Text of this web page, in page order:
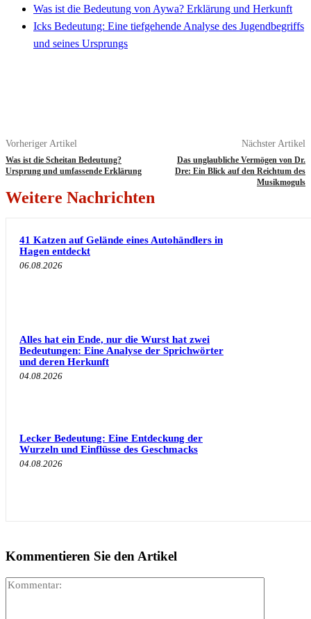
Was ist die Bedeutung von Aywa? Erklärung und Herkunft
Icks Bedeutung: Eine tiefgehende Analyse des Jugendbegriffs
und seines Ursprungs
Vorheriger Artikel
Was ist die Scheitan Bedeutung?
Ursprung und umfassende Erklärung
Nächster Artikel
Das unglaubliche Vermögen von Dr.
Dre: Ein Blick auf den Reichtum des
Musikmoguls
Weitere Nachrichten
41 Katzen auf Gelände eines Autohändlers in
Hagen entdeckt
06.08.2026
Alles hat ein Ende, nur die Wurst hat zwei
Bedeutungen: Eine Analyse der Sprichwörter
und deren Herkunft
04.08.2026
Lecker Bedeutung: Eine Entdeckung der
Wurzeln und Einflüsse des Geschmacks
04.08.2026
Kommentieren Sie den Artikel